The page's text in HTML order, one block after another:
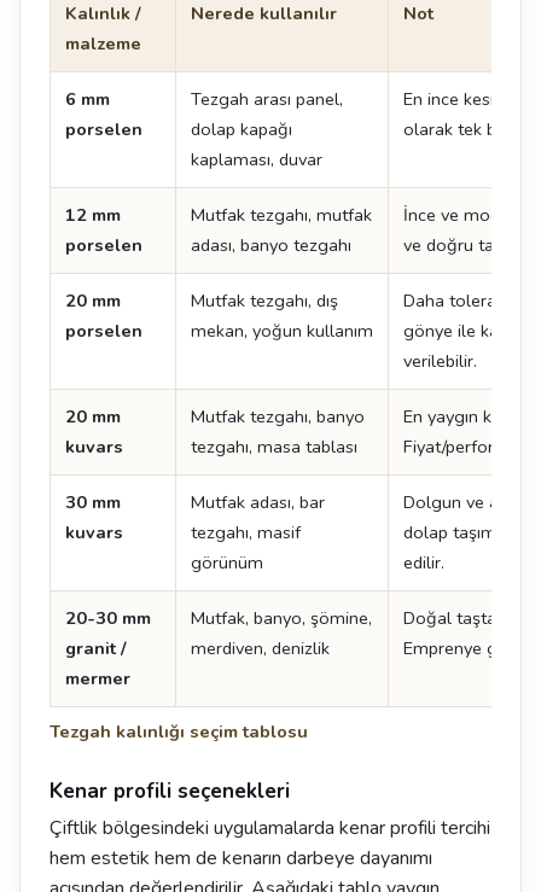
Tezgah kalınlığı seçim tablosu
Kalınlık /
malzeme
Nerede kullanılır Not
6 mm
porselen
Tezgah arası panel,
dolap kapağı
kaplaması, duvar
En ince kesit.
olarak tek
12 mm
porselen
Mutfak tezgahı, mutfak
adası, banyo tezgahı
İnce ve modern
ve doğru taşıma
20 mm
porselen
Mutfak tezgahı, dış
mekan, yoğun kullanım
Daha toleranslı
gönye ile kalın
verilebilir.
20 mm
kuvars
Mutfak tezgahı, banyo
tezgahı, masa tablası
En yaygın kuvars
Fiyat/
30 mm
kuvars
Mutfak adası, bar
tezgahı, masif
görünüm
Dolgun ve ağır
dolap taşıma
edilir.
20-30 mm
granit /
mermer
Mutfak, banyo, şömine,
merdiven, denizlik
Doğal taşta
Emprenye
Kenar profili seçenekleri
Çiftlik bölgesindeki uygulamalarda kenar profili tercihi
hem estetik hem de kenarın darbeye dayanımı